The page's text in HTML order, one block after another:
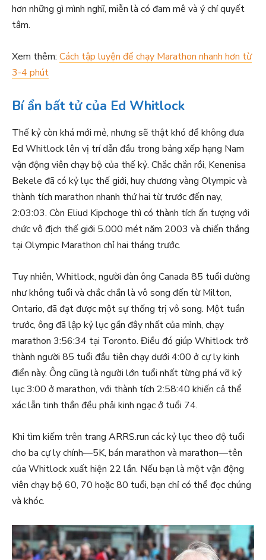
hơn những gì mình nghĩ, miễn là có đam mê và ý chí quyết
tâm.
Xem thêm: Cách tập luyện để chạy Marathon nhanh hơn từ
3-4 phút
Bí ẩn bất tử của Ed Whitlock
Thế kỷ còn khá mới mẻ, nhưng sẽ thật khó để không đưa
Ed Whitlock lên vị trí dẫn đầu trong bảng xếp hạng Nam
vận động viên chạy bộ của thế kỷ. Chắc chắn rồi, Kenenisa
Bekele đã có kỷ lục thế giới, huy chương vàng Olympic và
thành tích marathon nhanh thứ hai từ trước đến nay,
2:03:03. Còn Eliud Kipchoge thì có thành tích ấn tượng với
chức vô địch thế giới 5.000 mét năm 2003 và chiến thắng
tại Olympic Marathon chỉ hai tháng trước.
Tuy nhiên, Whitlock, người đàn ông Canada 85 tuổi dường
như không tuổi và chắc chắn là vô song đến từ Milton,
Ontario, đã đạt được một sự thống trị vô song. Một tuần
trước, ông đã lập kỷ lục gần đây nhất của mình, chạy
marathon 3:56:34 tại Toronto. Điều đó giúp Whitlock trở
thành người 85 tuổi đầu tiên chạy dưới 4:00 ở cự ly kinh
điển này. Ông cũng là người lớn tuổi nhất từng phá vỡ kỷ
lục 3:00 ở marathon, với thành tích 2:58:40 khiến cả thể
xác lẫn tinh thần đều phải kinh ngạc ở tuổi 74.
Khi tìm kiếm trên trang ARRS.run các kỷ lục theo độ tuổi
cho ba cự ly chính—5K, bán marathon và marathon—tên
của Whitlock xuất hiện 22 lần. Nếu bạn là một vận động
viên chạy bộ 60, 70 hoặc 80 tuổi, bạn chỉ có thể đọc chúng
và khóc.